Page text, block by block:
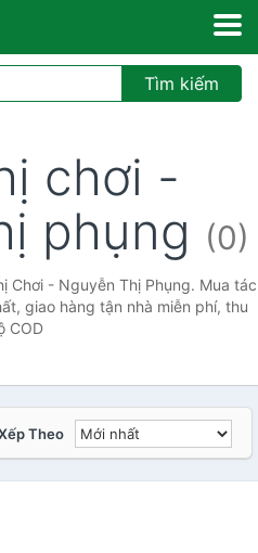
Tìm kiếm
chơi -
phụng (0)
Chơi - Nguyễn Thị Phụng. Mua tác
giao hàng tận nhà miễn phí, thu
COD
Theo